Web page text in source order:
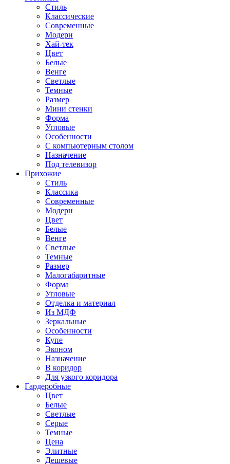
Стиль
Классические
Современные
Модерн
Хай-тек
Цвет
Белые
Венге
Светлые
Темные
Размер
Мини стенки
Форма
Угловые
Особенности
С компьютерным столом
Назначение
Под телевизор
Прихожие
Стиль
Классика
Современные
Модерн
Цвет
Белые
Венге
Светлые
Темные
Размер
Малогабаритные
Форма
Угловые
Отделка и материал
Из МДФ
Зеркальные
Особенности
Купе
Эконом
Назначение
В коридор
Для узкого коридора
Гардеробные
Цвет
Белые
Светлые
Серые
Темные
Цена
Элитные
Дешевые